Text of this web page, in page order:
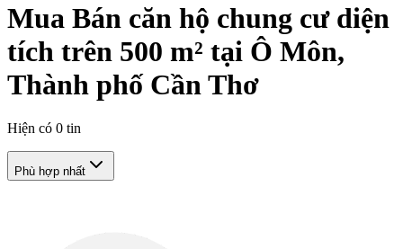
Mua Bán căn hộ chung cư diện
tích trên 500 m² tại Ô Môn,
Thành phố Cần Thơ
Hiện có 0 tin
Phù hợp nhất